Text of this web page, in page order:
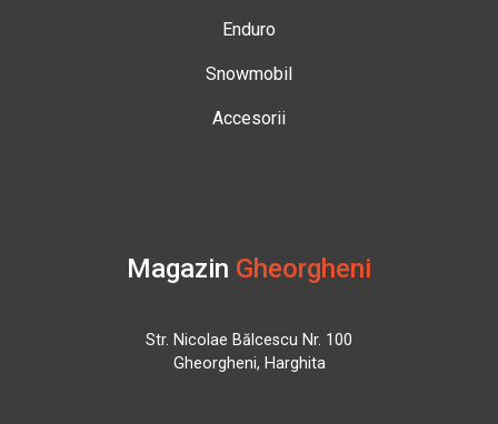
Enduro
Snowmobil
Accesorii
Magazin Gheorgheni
Str. Nicolae Bălcescu Nr. 100
Gheorgheni, Harghita